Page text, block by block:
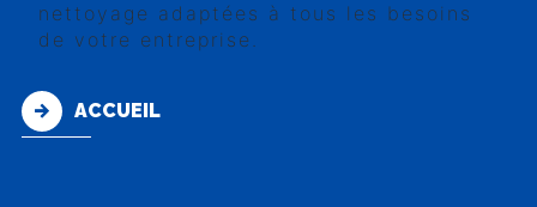
nettoyage adaptées à tous les besoins
de votre entreprise.
ACCUEIL